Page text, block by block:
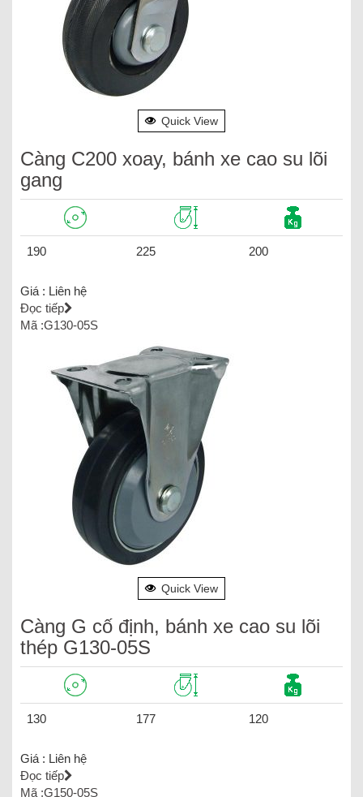
Quick View
Càng C200 xoay, bánh xe cao su lõi
gang
190 225 200
Giá : Liên hệ
Đọc tiếp
Mã :G130-05S
Quick View
Càng G cố định, bánh xe cao su lõi
thép G130-05S
130 177 120
Giá : Liên hệ
Đọc tiếp
Mã :G150-05S